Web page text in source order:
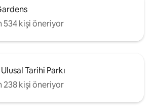
534 kişi öneriyor
Tarihi Parkı
238 kişi öneriyor